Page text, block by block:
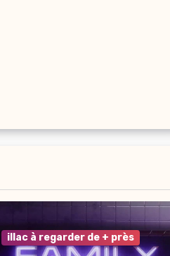
illac à regarder de + près